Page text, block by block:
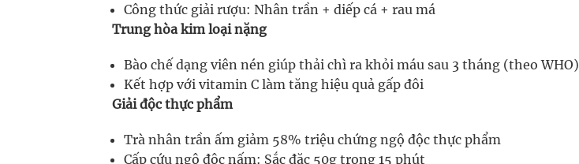
Công thức giải rượu: Nhân trần + diếp cá + rau má
Trung hòa kim loại nặng
Bào chế dạng viên nén giúp thải chì ra khỏi máu sau 3 tháng (theo WHO)
Kết hợp với vitamin C làm tăng hiệu quả gấp đôi
Giải độc thực phẩm
Trà nhân trần ấm giảm 58% triệu chứng ngộ độc thực phẩm
Cấp cứu ngộ độc nấm: Sắc đặc 50g trong 15 phút